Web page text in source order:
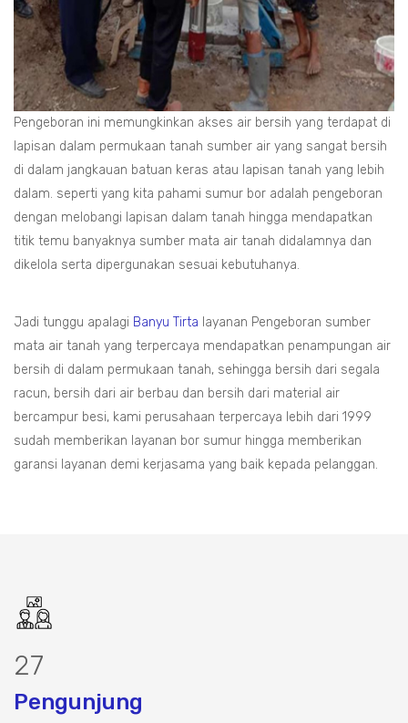
Pengeboran ini memungkinkan akses air bersih yang terdapat di
lapisan dalam permukaan tanah sumber air yang sangat bersih
di dalam jangkauan batuan keras atau lapisan tanah yang lebih
dalam. seperti yang kita pahami sumur bor adalah pengeboran
dengan melobangi lapisan dalam tanah hingga mendapatkan
titik temu banyaknya sumber mata air tanah didalamnya dan
dikelola serta dipergunakan sesuai kebutuhanya.
Jadi tunggu apalagi Banyu Tirta layanan Pengeboran sumber
mata air tanah yang terpercaya mendapatkan penampungan air
bersih di dalam permukaan tanah, sehingga bersih dari segala
racun, bersih dari air berbau dan bersih dari material air
bercampur besi, kami perusahaan terpercaya lebih dari 1999
sudah memberikan layanan bor sumur hingga memberikan
garansi layanan demi kerjasama yang baik kepada pelanggan.
31
Pengunjung